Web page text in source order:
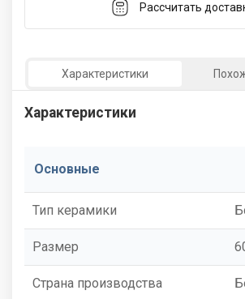
Рассчитать
Характеристики
Характеристики
Основные
Тип керамики
Размер
Страна производства